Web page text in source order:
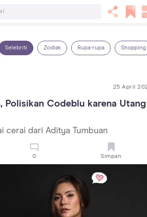
Selebriti Zodiak Rupa-rupa Shopping
25 April
Polisikan Codeblu karena Utang
cerai dari Aditya Tumbuan
0 Simpan